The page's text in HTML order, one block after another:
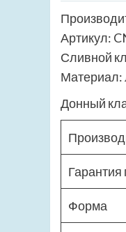
Артикул:
Сливной
Материал:
Донный
Гарантия
Форма